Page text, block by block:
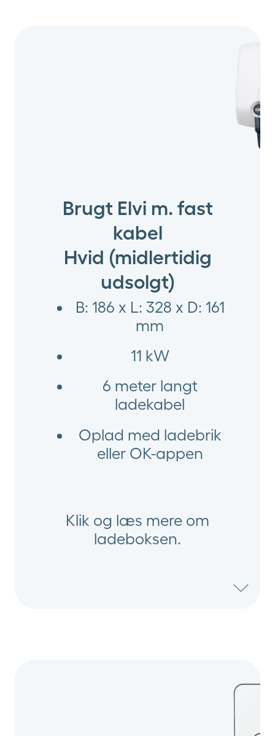
Brugt Elvi m. fast
kabel
Hvid (midlertidig
udsolgt)
B: 186 x L: 328 x D: 161
mm
11 kW
6 meter langt
ladekabel
Oplad med ladebrik
eller OK-appen
Klik og læs mere om
ladeboksen.